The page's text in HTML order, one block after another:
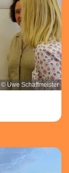
© Uwe Schaffmeister